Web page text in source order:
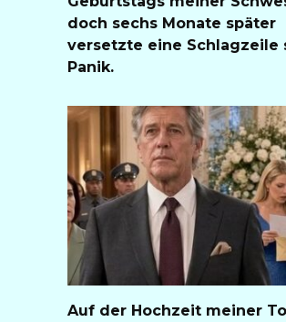
doch sechs Monate später
versetzte eine Schlagzeile
Panik.
Auf der Hochzeit meiner